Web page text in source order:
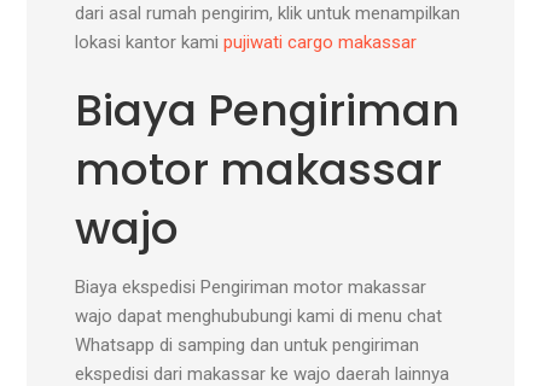
dari asal rumah pengirim, klik untuk menampilkan
lokasi kantor kamipujiwati cargo makassar
Biaya Pengiriman
motor makassar
wajo
Biaya ekspedisi Pengiriman motor makassar
wajo dapat menghububungi kami di menu chat
Whatsapp di samping dan untuk pengiriman
ekspedisi dari makassar ke wajo daerah lainnya